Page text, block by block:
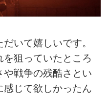
いて嬉しいです。
を狙っていたところ
や戦争の残酷さとい
感じて欲しかったん